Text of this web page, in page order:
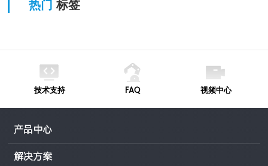
热门标签
技术支持 FAQ 视频中心
产品中心
解决方案